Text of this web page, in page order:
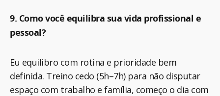
9. Como você equilibra sua vida profissional e
pessoal?
Eu equilibro com rotina e prioridade bem
definida. Treino cedo (5h–7h) para não disputar
espaço com trabalho e família, começo o dia com